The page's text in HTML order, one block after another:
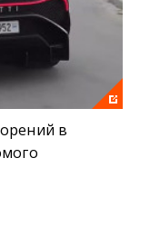
в